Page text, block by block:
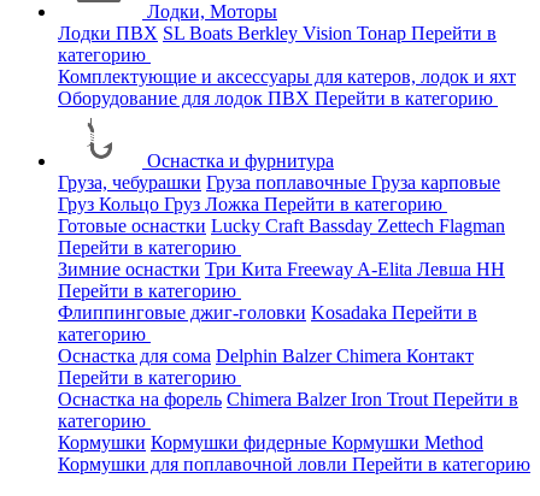
Лодки, Моторы
Лодки ПВХ SL Boats Berkley Vision Тонар Перейти в
категорию
Комплектующие и аксессуары для катеров, лодок и яхт
Оборудование для лодок ПВХ Перейти в категорию
Оснастка и фурнитура
Груза, чебурашки Груза поплавочные Груза карповые
Груз Кольцо Груз Ложка Перейти в категорию
Готовые оснастки Lucky Craft Bassday Zettech Flagman
Перейти в категорию
Зимние оснастки Три Кита Freeway A-Elita Левша НН
Перейти в категорию
Флиппинговые джиг-головки Kosadaka Перейти в
категорию
Оснастка для сома Delphin BalzerChimera Контакт
Перейти в категорию
Оснастка на форель Chimera BalzerIron Trout Перейти в
категорию
Кормушки Кормушки фидерные Кормушки Method
Кормушки для поплавочной ловли Перейти в категорию